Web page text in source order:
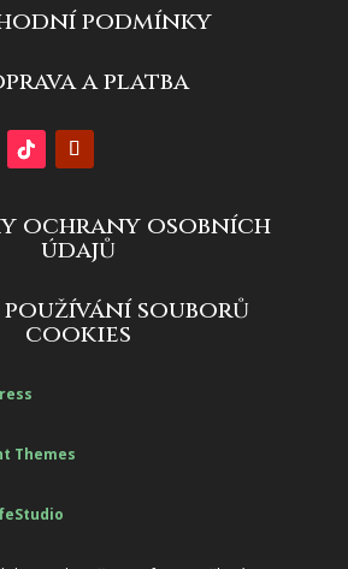
podmínky
a platba
ochrany osobních
údajů
používání souborů
cookies
Themes